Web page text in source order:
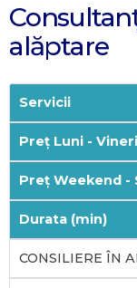
alăptare
Servicii
Preț Luni - Vineri
Preț Weekend -
Durata (min)
CONSILIERE ÎN